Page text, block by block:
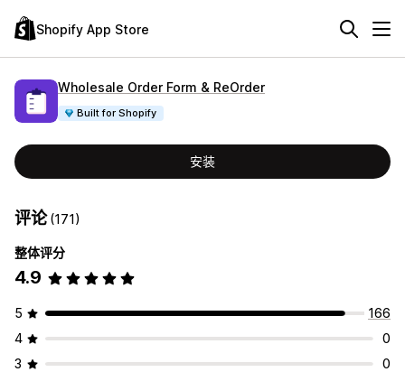
Shopify App Store
Wholesale Order Form & ReOrder
Built for Shopify
安装
评论(171)
整体评分
4.9
5
166
4
0
3
0